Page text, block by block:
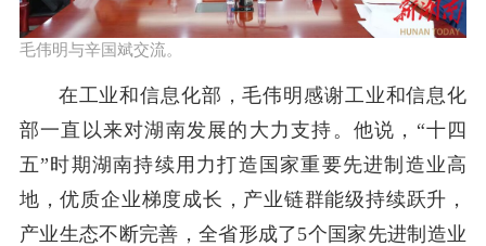
毛伟明与辛国斌交流。
在工业和信息化部，毛伟明感谢工业和信息化
部一直以来对湖南发展的大力支持。他说，“十四
五”时期湖南持续用力打造国家重要先进制造业高
地，优质企业梯度成长，产业链群能级持续跃升，
产业生态不断完善，全省形成了5个国家先进制造业